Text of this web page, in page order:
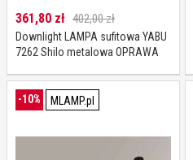
361,80 zł 402,00 zł
Downlight LAMPA sufitowa YABU
7262 Shilo metalowa OPRAWA
-10%
MLAMP.pl